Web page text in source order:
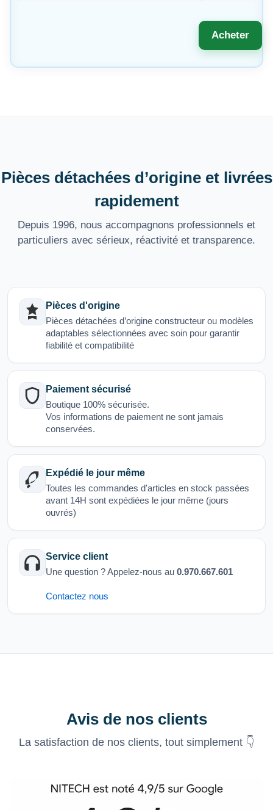
Acheter
Pièces détachées d’origine et livrées
rapidement
Depuis 1996, nous accompagnons professionnels et
particuliers avec sérieux, réactivité et transparence.
Pièces d'origine
Pièces détachées d’origine constructeur ou modèles
adaptables sélectionnées avec soin pour garantir
fiabilité et compatibilité
Paiement sécurisé
Boutique 100% sécurisée.
Vos informations de paiement ne sont jamais
conservées.
Expédié le jour même
Toutes les commandes d'articles en stock passées
avant 14H sont expédiées le jour même (jours
ouvrés)
Service client
Une question ? Appelez-nous au 0.970.667.601
Contactez nous
Avis de nos clients
La satisfaction de nos clients, tout simplement 👇